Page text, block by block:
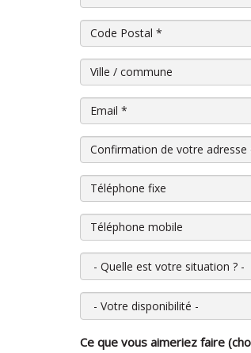
Code Postal*
Ville / commune
Email*
Confirmation de votre
Téléphone fixe
Téléphone mobile
Quelle est votre situation ?
Votre disponibilité
Ce que vous aimeriez faire